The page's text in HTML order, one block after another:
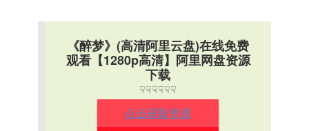
《醉梦》(高清阿里云盘)在线免费
观看【1280p高清】阿里网盘资源
下载
☟☟☟☟☟☟
点击获取资源